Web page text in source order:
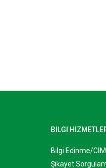
BİLGİ
Bilgi Edinme/
Şikayet